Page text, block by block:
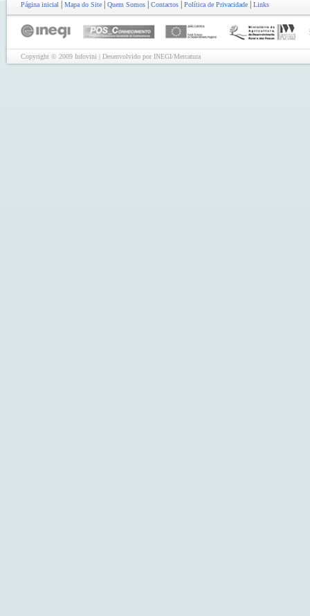
Página inicial Mapa do Site Quem Somos Contactos Política de Privacidade Links
Copyright © 2009 Infovini | Desenvolvido por INEGI/Mercatura